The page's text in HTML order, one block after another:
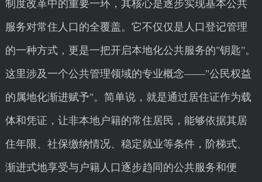
制度改革中的重要一环，其核心是逐步实现基本公共
服务对常住人口的全覆盖。它不仅仅是人口登记管理
的一种方式，更是一把开启本地化公共服务的"钥匙"。
这里涉及一个公共管理领域的专业概念——"公民权益
的属地化渐进赋予"。简单说，就是通过居住证作为载
体和凭证，让非本地户籍的常住居民，能够依据其居
住年限、社保缴纳情况、稳定就业等条件，阶梯式、
渐进式地享受与户籍人口逐步趋同的公共服务和便